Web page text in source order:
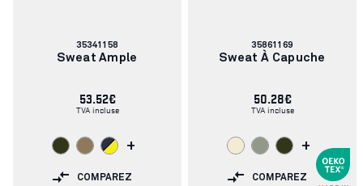
Numéro
d'article:
35341158
Sweat Ample
53.52€
TVA incluse
+
COMPAREZ
Numéro
d'article:
35861169
Sweat À Capuche
50.28€
TVA incluse
+
COMPAREZ